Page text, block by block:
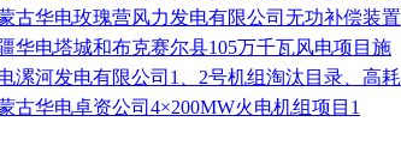
古华电玫瑰营风力发电有限公司无功补偿装置
华电塔城和布克赛尔县105万千瓦风电项目施
漯河发电有限公司1、2号机组淘汰目录、高耗
古华电卓资公司4×200MW火电机组项目1